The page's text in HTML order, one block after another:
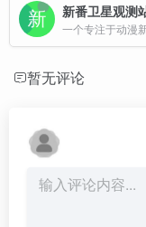
新番卫星观测
暂无评论